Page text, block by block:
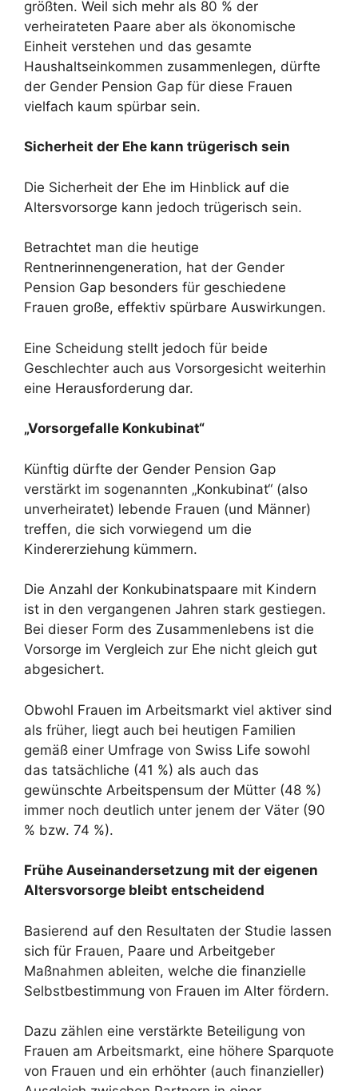
größten. Weil sich mehr als 80 % der
verheirateten Paare aber als ökonomische
Einheit verstehen und das gesamte
Haushaltseinkommen zusammenlegen, dürfte
der Gender Pension Gap für diese Frauen
vielfach kaum spürbar sein.
Sicherheit der Ehe kann trügerisch sein
Die Sicherheit der Ehe im Hinblick auf die
Altersvorsorge kann jedoch trügerisch sein.
Betrachtet man die heutige
Rentnerinnengeneration, hat der Gender
Pension Gap besonders für geschiedene
Frauen große, effektiv spürbare Auswirkungen.
Eine Scheidung stellt jedoch für beide
Geschlechter auch aus Vorsorgesicht weiterhin
eine Herausforderung dar.
„Vorsorgefalle Konkubinat“
Künftig dürfte der Gender Pension Gap
verstärkt im sogenannten „Konkubinat“ (also
unverheiratet) lebende Frauen (und Männer)
treffen, die sich vorwiegend um die
Kindererziehung kümmern.
Die Anzahl der Konkubinatspaare mit Kindern
ist in den vergangenen Jahren stark gestiegen.
Bei dieser Form des Zusammenlebens ist die
Vorsorge im Vergleich zur Ehe nicht gleich gut
abgesichert.
Obwohl Frauen im Arbeitsmarkt viel aktiver sind
als früher, liegt auch bei heutigen Familien
gemäß einer Umfrage von Swiss Life sowohl
das tatsächliche (41 %) als auch das
gewünschte Arbeitspensum der Mütter (48 %)
immer noch deutlich unter jenem der Väter (90
% bzw. 74 %).
Frühe Auseinandersetzung mit der eigenen
Altersvorsorge bleibt entscheidend
Basierend auf den Resultaten der Studie lassen
sich für Frauen, Paare und Arbeitgeber
Maßnahmen ableiten, welche die finanzielle
Selbstbestimmung von Frauen im Alter fördern.
Dazu zählen eine verstärkte Beteiligung von
Frauen am Arbeitsmarkt, eine höhere Sparquote
von Frauen und ein erhöhter (auch finanzieller)